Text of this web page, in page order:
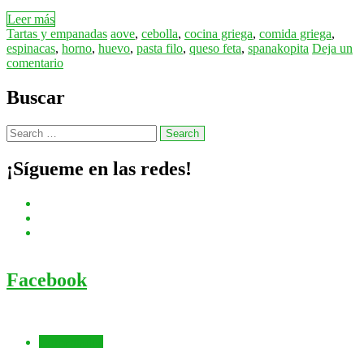
Leer más
Tartas y empanadas aove, cebolla, cocina griega, comida griega,
espinacas, horno, huevo, pasta filo, queso feta, spanakopita Deja un
comentario
Buscar
¡Sígueme en las redes!
Facebook